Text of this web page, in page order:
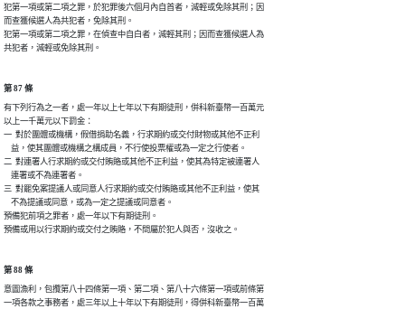
犯第一項或第二項之罪，於犯罪後六個月內自首者，減輕或免除其刑；因
而查獲候選人為共犯者，免除其刑。
犯第一項或第二項之罪，在偵查中自白者，減輕其刑；因而查獲候選人為
共犯者，減輕或免除其刑。
第 87 條
有下列行為之一者，處一年以上七年以下有期徒刑，併科新臺幣一百萬元
以上一千萬元以下罰金：
一  對於團體或機構，假借捐助名義，行求期約或交付財物或其他不正利
    益，使其團體或機構之構成員，不行使投票權或為一定之行使者。
二  對連署人行求期約或交付賄賂或其他不正利益，使其為特定被連署人
    連署或不為連署者。
三  對罷免案提議人或同意人行求期約或交付賄賂或其他不正利益，使其
    不為提議或同意，或為一定之提議或同意者。
預備犯前項之罪者，處一年以下有期徒刑。
預備或用以行求期約或交付之賄賂，不問屬於犯人與否，沒收之。
第 88 條
意圖漁利，包攬第八十四條第一項、第二項、第八十六條第一項或前條第
一項各款之事務者，處三年以上十年以下有期徒刑，得併科新臺幣一百萬